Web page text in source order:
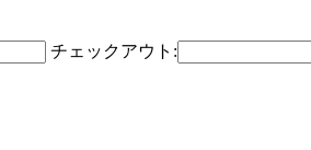
チェックアウト: